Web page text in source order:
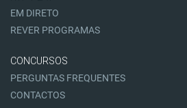
EM DIRETO
REVER PROGRAMAS
CONCURSOS
PERGUNTAS FREQUENTES
CONTACTOS